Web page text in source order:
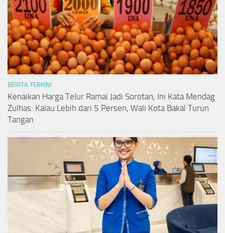
BERITA TERKINI
Kenaikan Harga Telur Ramai Jadi Sorotan, Ini Kata Mendag
Zulhas: Kalau Lebih dari 5 Persen, Wali Kota Bakal Turun
Tangan